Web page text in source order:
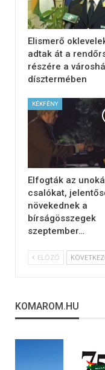
Elismerő
adtak át a
részére a
dísztermében
KÉKFÉNY
Elfogták az
csalókat,
növekednek a
bírságösszegek
szeptember…
ELŐZŐ
KOMAROM.HU